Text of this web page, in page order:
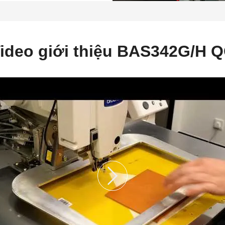
giới thiệu BAS342G/H